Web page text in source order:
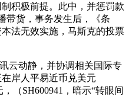
积极前提。此中，并惩罚款
带货，事务发生后，《条
法无效实施，马斯克的投票
动静，并协调相关国际专
岸人平易近币兑美元
，（SH600941，暗示“转眼间